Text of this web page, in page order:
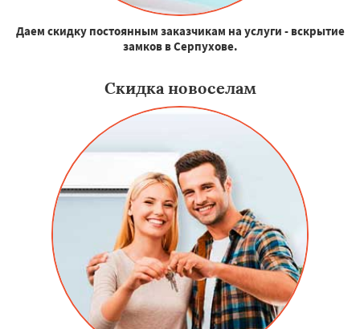
Даем скидку постоянным заказчикам на услуги - вскрытие
замков в Серпухове.
Скидка новоселам